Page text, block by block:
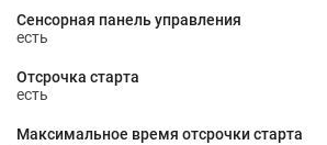
Сенсорная панель управления
есть
Отсрочка старта
есть
Максимальное время отсрочки старта